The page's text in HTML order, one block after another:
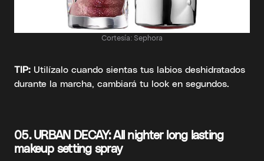
Cortesía: Sephora
TIP: Utilízalo cuando sientas tus labios deshidratados
durante la marcha, cambiará tu look en segundos.
05.URBAN DECAY: All nighter long lasting
makeup setting spray